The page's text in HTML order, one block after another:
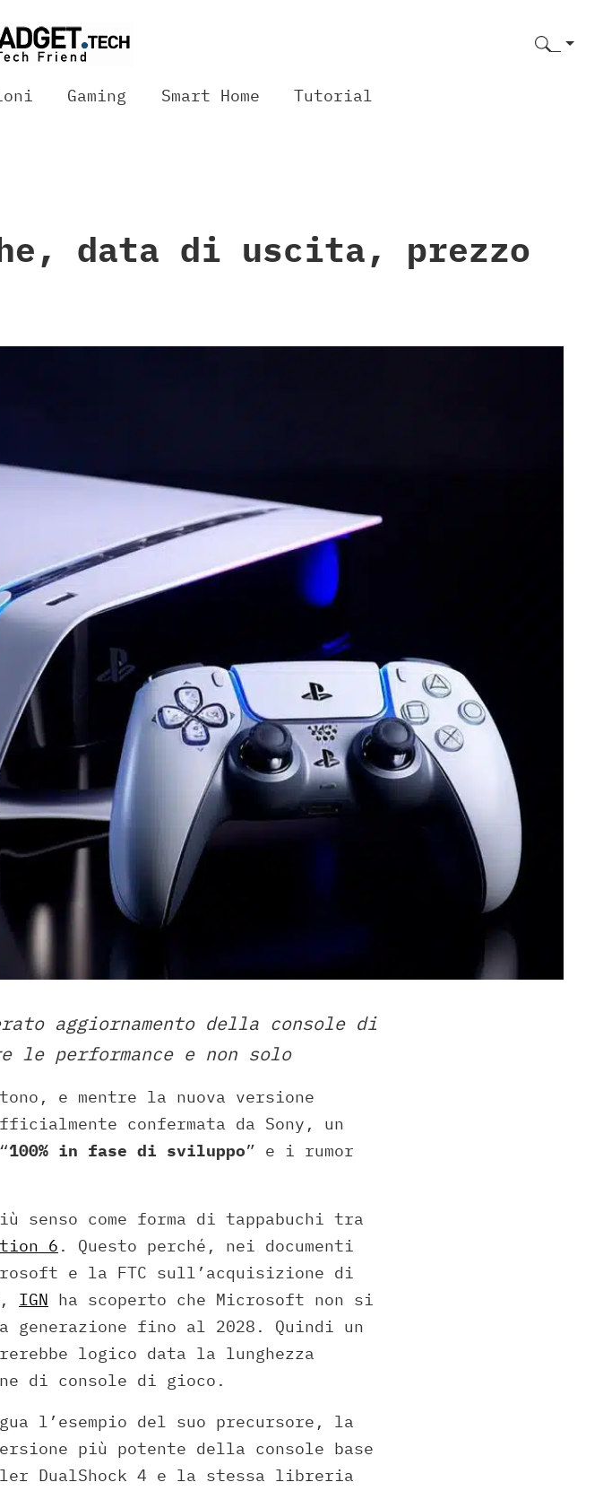
Gaming Smart Home Tutorial
data di uscita, prezzo
aggiornamento della console di
le performance e non solo
e mentre la nuova versione
confermata da Sony, un
100% in fase di sviluppo” e i rumor
senso come forma di tappabuchi tra
6 . Questo perché, nei documenti
e la FTC sull’acquisizione di
IGN ha scoperto che Microsoft non si
generazione fino al 2028. Quindi un
logico data la lunghezza
di console di gioco.
l’esempio del suo precursore, la
più potente della console base
DualShock 4 e la stessa libreria